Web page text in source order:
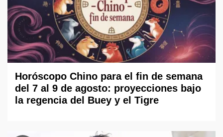
Horóscopo Chino para el fin de semana
del 7 al 9 de agosto: proyecciones bajo
la regencia del Buey y el Tigre